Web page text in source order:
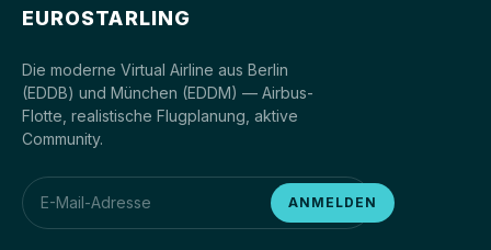
EUROSTARLING
Die moderne Virtual Airline aus Berlin
(EDDB) und München (EDDM) — Airbus-
Flotte, realistische Flugplanung, aktive
Community.
ANMELDEN